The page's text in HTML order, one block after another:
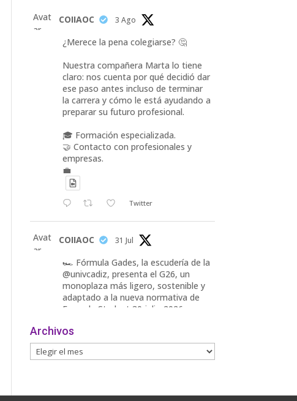
Avat
ar
COIIAOC 3 Ago
¿Merece la pena colegiarse? 🤔
Nuestra compañera Marta lo tiene
claro: nos cuenta por qué decidió dar
ese paso antes incluso de terminar
la carrera y cómo le está ayudando a
preparar su futuro profesional.
🎓 Formación especializada.
🤝 Contacto con profesionales y
empresas.
💼
Twitter
Avat
ar
COIIAOC 31 Jul
🏎️ Fórmula Gades, la escudería de la
@univcadiz, presenta el G26, un
monoplaza más ligero, sostenible y
adaptado a la nueva normativa de
Formula Student 30 julio 2026.
En la presentación, que tuvo lugar
este miércoles, estuvieron presentes
María Luisa Bea, Presidenta
Archivos